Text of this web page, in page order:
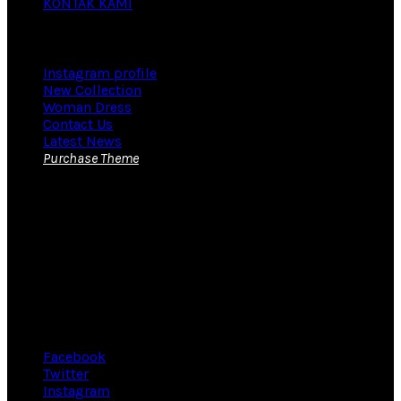
Instagram profile
New Collection
Woman Dress
Contact Us
Latest News
Purchase Theme
Facebook
Twitter
Instagram